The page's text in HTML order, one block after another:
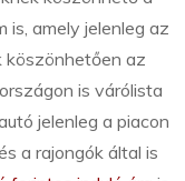
amely jelenleg az
köszönhetően az
is várólista
jelenleg a piacon
a rajongók által is